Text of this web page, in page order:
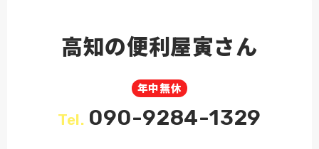
高知の便利屋寅さん
年中無休
Tel. 090-9284-1329